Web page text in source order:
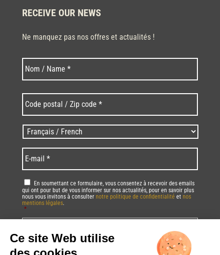
RECEIVE OUR NEWS
Ne manquez pas nos offres et actualités !
Nom * Last
postal
/
Zip
code
* *
Langues
/
Language *
mail *
RGPD *
En soumettant ce formulaire, vous consentez à recevoir des emails
qui ont pour but de vous informer sur nos actualités, pour en savoir plus
nous vous invitons à consulter notre politique de confidentialité et nos
mentions légales.
*
CAPTCHA